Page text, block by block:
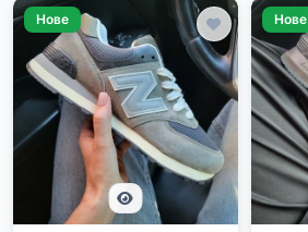
Нове Нове